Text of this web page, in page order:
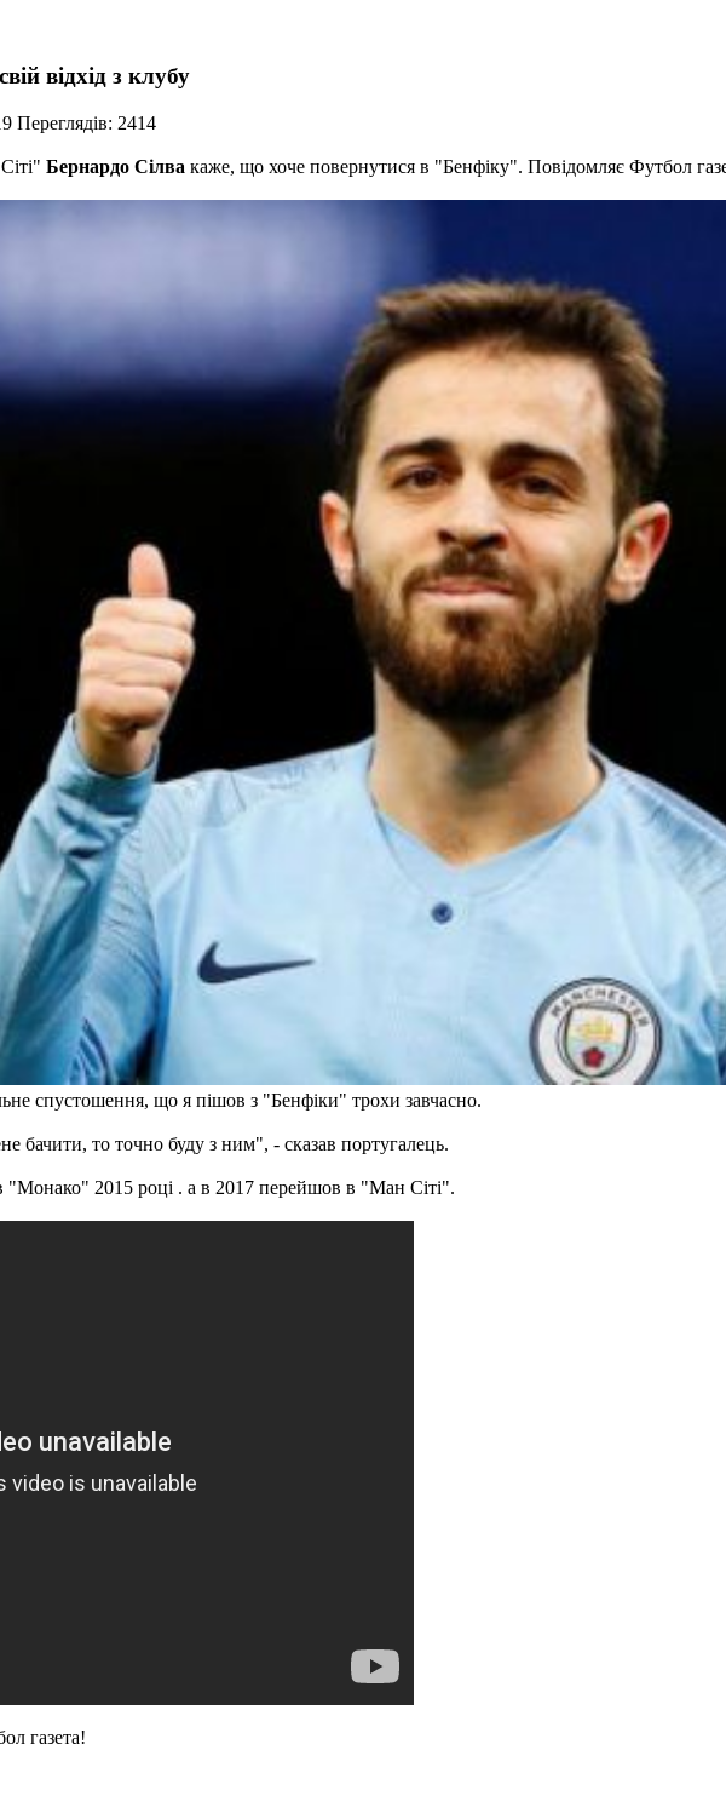
відхід з клубу
Переглядів: 2414
Бернардо Сілва каже, що хоче повернутися в "Бенфіку". Повідомляє Футбол
спустошення, що я пішов з "Бенфіки" трохи завчасно.
то точно буду з ним", - сказав португалець.
"Монако" 2015 році . а в 2017 перейшов в "Ман Сіті".
газета!